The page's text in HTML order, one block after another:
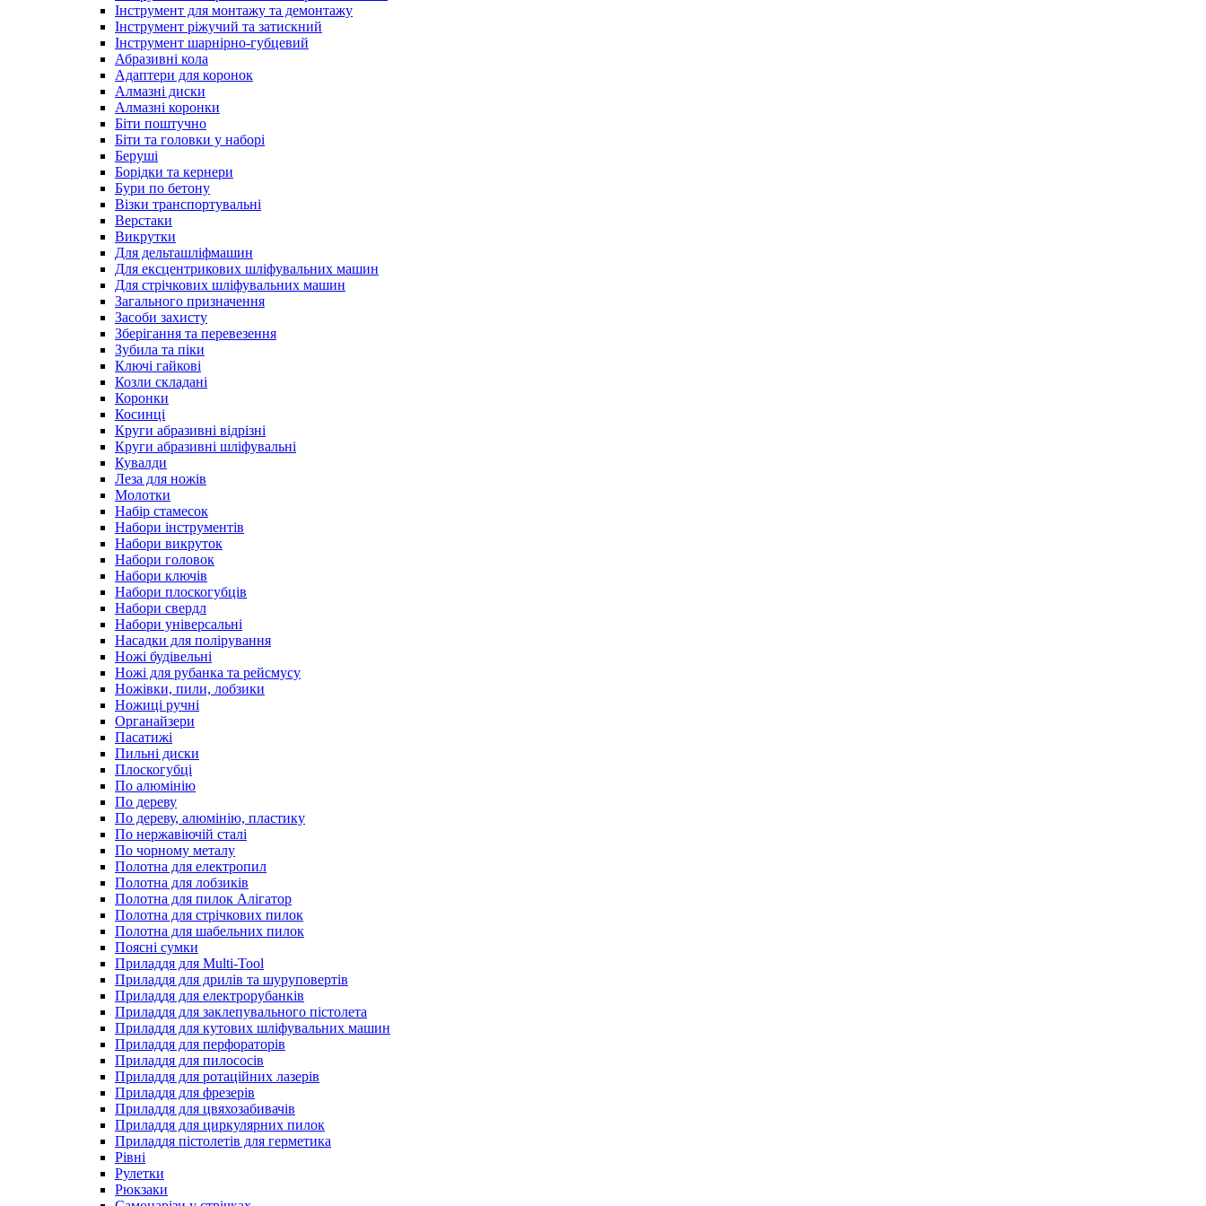
Інструмент для монтажу та демонтажу
Інструмент ріжучий та затискний
Інструмент шарнірно-губцевий
Абразивні кола
Адаптери для коронок
Алмазні диски
Алмазні коронки
Біти поштучно
Біти та головки у наборі
Беруші
Борідки та кернери
Бури по бетону
Візки транспортувальні
Верстаки
Викрутки
Для дельташліфмашин
Для ексцентрикових шліфувальних машин
Для стрічкових шліфувальних машин
Загального призначення
Засоби захисту
Зберігання та перевезення
Зубила та піки
Ключі гайкові
Козли складані
Коронки
Косинці
Круги абразивні відрізні
Круги абразивні шліфувальні
Кувалди
Леза для ножів
Молотки
Набір стамесок
Набори інструментів
Набори викруток
Набори головок
Набори ключів
Набори плоскогубців
Набори свердл
Набори універсальні
Насадки для полірування
Ножі будівельні
Ножі для рубанка та рейсмусу
Ножівки, пили, лобзики
Ножиці ручні
Органайзери
Пасатижі
Пильні диски
Плоскогубці
По алюмінію
По дереву
По дереву, алюмінію, пластику
По нержавіючій сталі
По чорному металу
Полотна для електропил
Полотна для лобзиків
Полотна для пилок Алігатор
Полотна для стрічкових пилок
Полотна для шабельних пилок
Поясні сумки
Приладдя для Multi-Tool
Приладдя для дрилів та шуруповертів
Приладдя для електрорубанків
Приладдя для заклепувального пістолета
Приладдя для кутових шліфувальних машин
Приладдя для перфораторів
Приладдя для пилососів
Приладдя для ротаційних лазерів
Приладдя для фрезерів
Приладдя для цвяхозабивачів
Приладдя для циркулярних пилок
Приладдя пістолетів для герметика
Рівні
Рулетки
Рюкзаки